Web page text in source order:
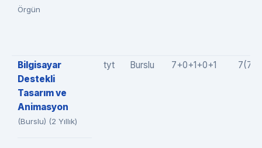
Örgün
Bilgisayar
Destekli
Tasarım ve
Animasyon
(Burslu) (2 Yıllık)
tyt Burslu 7+0+1+0+1